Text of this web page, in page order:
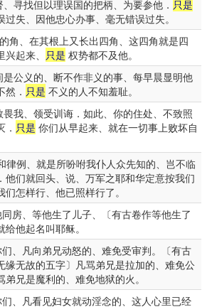
寻找但以理误国的把柄、为要参他． 只是
失、因他忠心办事、毫无错误过失。
角、在其根上又长出四角、这四角就是四
起来、 只是 权势都不及他。
公义的、断不作非义的事、每早晨显明他
． 只是 不义的人不知羞耻。
我、领受训诲．如此、你的住处、不致照
只是 你们从早起来、就在一切事上败坏自
律例、就是所吩咐我仆人众先知的、岂不临
他们就回头、说、万军之耶和华定意按我们
怎样行、他已照样行了。
房、等他生了儿子、〔有古卷作等他生了
他起名叫耶稣。
、凡向弟兄动怒的、难免受审判。〔有古
缘无故的五字〕凡骂弟兄是拉加的、难免公
兄是魔利的、难免地狱的火。
、凡看见妇女就动淫念的、这人心里已经